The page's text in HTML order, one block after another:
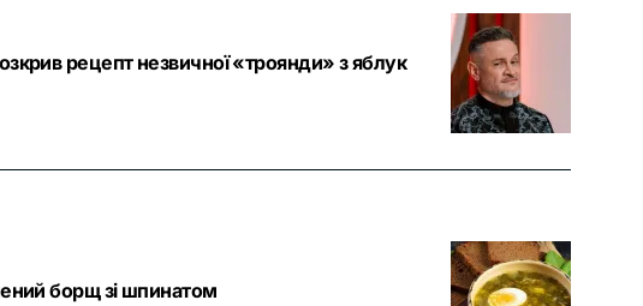
рецепт незвичної «троянди» з яблук
борщ зі шпинатом